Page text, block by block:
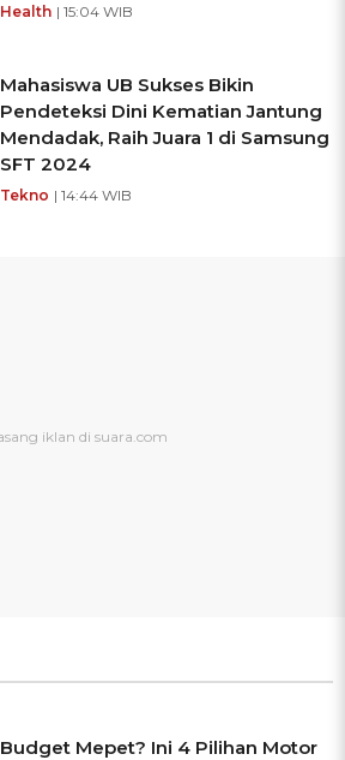
Health | 15:04 WIB
Mahasiswa UB Sukses Bikin
Pendeteksi Dini Kematian Jantung
Mendadak, Raih Juara 1 di Samsung
SFT 2024
Tekno | 14:44 WIB
Budget Mepet? Ini 4 Pilihan Motor